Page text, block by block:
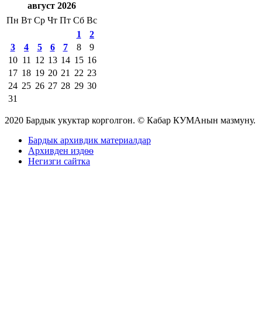
август 2026
Пн Вт Ср Чт Пт Сб Вс
1
2
3
4 5 6 7 8
9
10 11 12 13 14 15 16
17 18 19 20 21 22 23
24 25 26 27 28 29 30
31
2020 Бардык укуктар корголгон. © Кабар КУМАнын мазмуну.
Бардык архивдик материалдар
Архивден издөө
Негизги сайтка